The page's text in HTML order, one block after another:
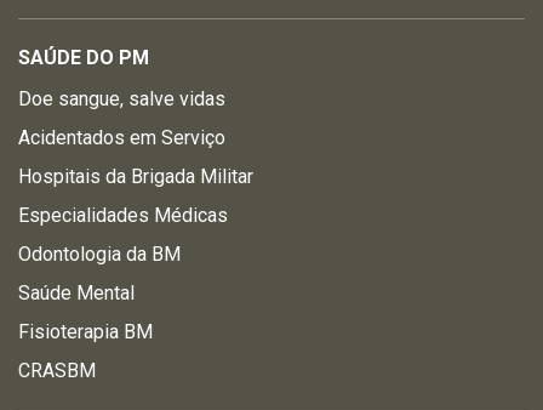
SAÚDE DO PM
Doe sangue, salve vidas
Acidentados em Serviço
Hospitais da Brigada Militar
Especialidades Médicas
Odontologia da BM
Saúde Mental
Fisioterapia BM
CRASBM